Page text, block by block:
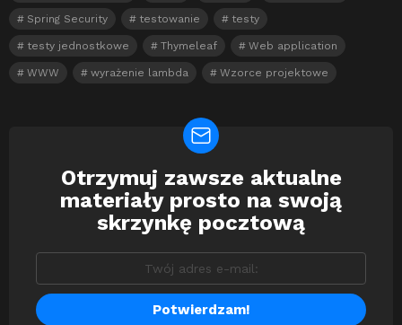
Spring Security testowanie testy
testy jednostkowe Thymeleaf Web application
WWW wyrażenie lambda Wzorce projektowe
Newsletter
Otrzymuj zawsze aktualne
materiały prosto na swoją
skrzynkę pocztową